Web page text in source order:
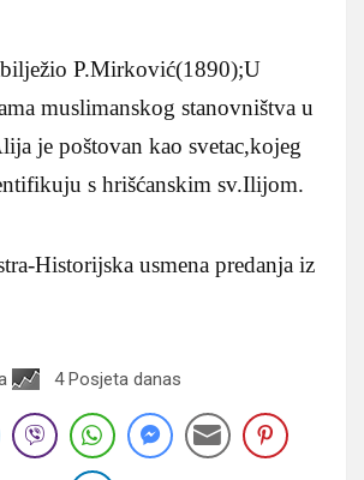
P.Mirković(1890);U
muslimanskog stanovništva u
je poštovan kao svetac,kojeg
s hrišćanskim sv.Ilijom.
Historijska usmena predanja iz
4 Posjeta danas